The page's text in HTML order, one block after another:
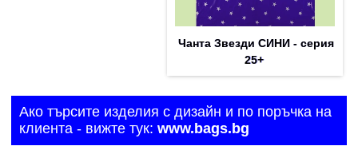
Чанта Звезди СИНИ - серия
25+
Ако търсите изделия с дизайн и по поръчка на
клиента - вижте тук: www.bags.bg